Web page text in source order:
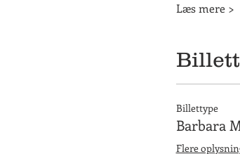
Læs mere >
Billettype
Barbara
Flere